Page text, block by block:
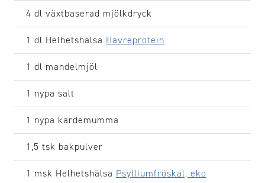
4 dl växtbaserad mjölkdryck
1 dl Helhetshälsa Havreprotein
1 dl mandelmjöl
1 nypa salt
1 nypa kardemumma
1,5 tsk bakpulver
1 msk Helhetshälsa Psylliumfröskal, eko